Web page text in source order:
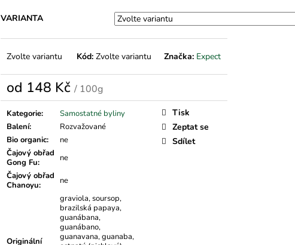
VARIANTA
Zvolte variantu Kód: Zvolte variantu Značka: Expect
od 148 Kč / 100g
Měrná
cena:
Kategorie:
Samostatné byliny
Balení:
Rozvažované
Bio organic:
ne
Čajový obřad
Gong Fu:
ne
Čajový obřad
Chanoyu: ne
Originální
graviola, soursop,
brazilská papaya,
guanábana,
guanábano,
guanavana, guanaba,
Tisk
Zeptat se
Sdílet